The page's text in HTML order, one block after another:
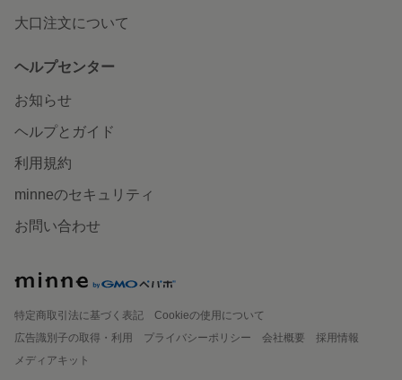
大口注文について
ヘルプセンター
お知らせ
ヘルプとガイド
利用規約
minneのセキュリティ
お問い合わせ
特定商取引法に基づく表記
Cookieの使用について
広告識別子の取得・利用
プライバシーポリシー 会社概要
採用情報
メディアキット